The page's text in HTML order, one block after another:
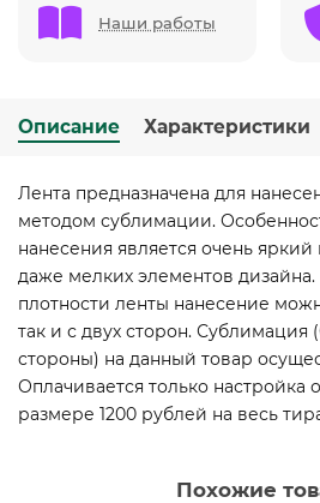
Наши работы
Описание Характеристики
Лента предназначена для
методом сублимации.
нанесения является очень
даже мелких элементов
плотности ленты нанесение
так и с двух сторон. Сублимация
стороны) на данный товар
Оплачивается только настройка
размере 1200 рублей на весь
Похожие